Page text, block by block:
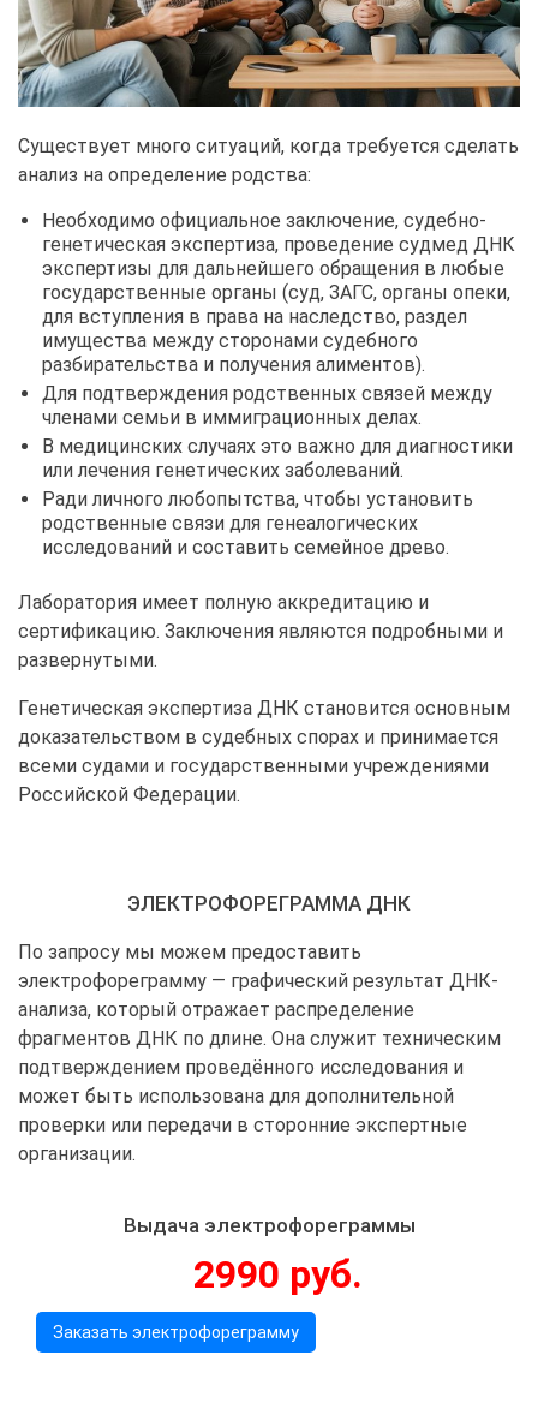
Существует много ситуаций, когда требуется сделать
анализ на определение родства:
Необходимо официальное заключение, судебно-
генетическая экспертиза, проведение судмед ДНК
экспертизы для дальнейшего обращения в любые
государственные органы (суд, ЗАГС, органы опеки,
для вступления в права на наследство, раздел
имущества между сторонами судебного
разбирательства и получения алиментов).
Для подтверждения родственных связей между
членами семьи в иммиграционных делах.
В медицинских случаях это важно для диагностики
или лечения генетических заболеваний.
Ради личного любопытства, чтобы установить
родственные связи для генеалогических
исследований и составить семейное древо.
Лаборатория имеет полную аккредитацию и
сертификацию. Заключения являются подробными и
развернутыми.
Генетическая экспертиза ДНК становится основным
доказательством в судебных спорах и принимается
всеми судами и государственными учреждениями
Российской Федерации.
ЭЛЕКТРОФОРЕГРАММА ДНК
По запросу мы можем предоставить
электрофореграмму — графический результат ДНК-
анализа, который отражает распределение
фрагментов ДНК по длине. Она служит техническим
подтверждением проведённого исследования и
может быть использована для дополнительной
проверки или передачи в сторонние экспертные
организации.
Выдача электрофореграммы
2990 руб.
Заказать электрофореграмму